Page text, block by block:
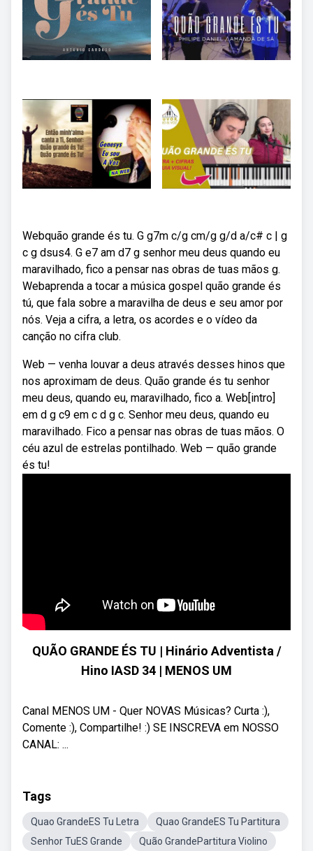
Webquão grande és tu. G g7m c/g cm/g g/d a/c# c | g
c g dsus4. G e7 am d7 g senhor meu deus quando eu
maravilhado, fico a pensar nas obras de tuas mãos g.
Webaprenda a tocar a música gospel quão grande és
tú, que fala sobre a maravilha de deus e seu amor por
nós. Veja a cifra, a letra, os acordes e o vídeo da
canção no cifra club.
Web — venha louvar a deus através desses hinos que
nos aproximam de deus. Quão grande és tu senhor
meu deus, quando eu, maravilhado, fico a. Web[intro]
em d g c9 em c d g c. Senhor meu deus, quando eu
maravilhado. Fico a pensar nas obras de tuas mãos. O
céu azul de estrelas pontilhado. Web — quão grande
és tu!
QUÃO GRANDE ÉS TU | Hinário Adventista /
Hino IASD 34 | MENOS UM
Canal MENOS UM - Quer NOVAS Músicas? Curta :),
Comente :), Compartilhe! :) SE INSCREVA em NOSSO
CANAL: ...
Tags
Quao GrandeES Tu Letra
Quao GrandeES Tu Partitura
Senhor TuES Grande
Quão GrandePartitura Violino